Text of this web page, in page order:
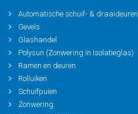
Automatische schuif- & draaideuren
Gevels
Glashandel
Polysun (Zonwering In Isolatieglas)
Ramen en deuren
Rolluiken
Schuifpuien
Zonwering